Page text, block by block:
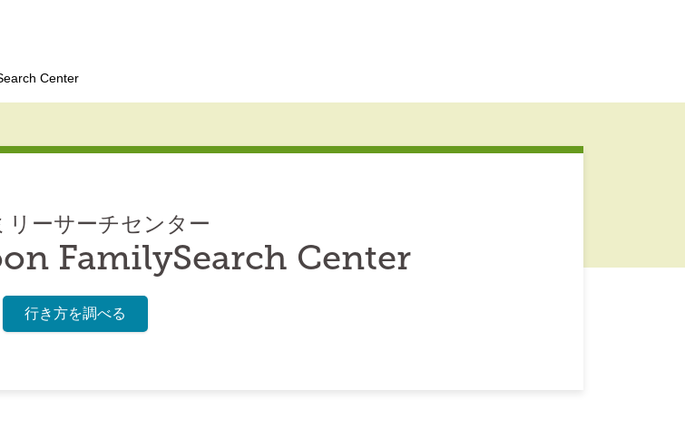
Center
リーサーチセンター
FamilySearch Center
行き方を調べる